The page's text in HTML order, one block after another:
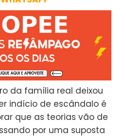
da família real deixou
indício de escândalo é
que as teorias vão de
por uma suposta